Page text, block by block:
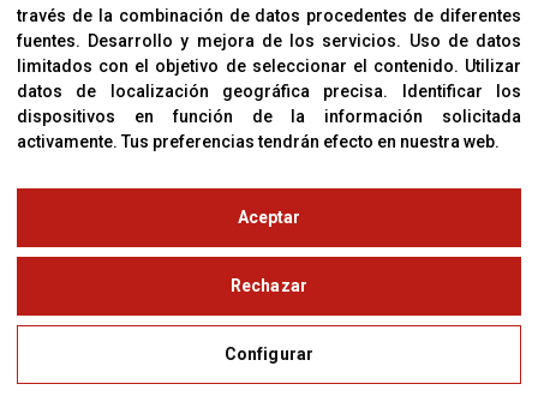
Gavà (Barcelona)
CONTACTO
T. (+34) 93 638 38 60
Email: corver@corver.es
© Copyright 2019
través de la combinación de datos procedentes de diferentes
fuentes. Desarrollo y mejora de los servicios. Uso de datos
limitados con el objetivo de seleccionar el contenido. Utilizar
datos de localización geográfica precisa.
Identificar los
dispositivos en función de la información solicitada
activamente.Tus preferencias tendrán efecto en nuestra web.
Configurar
Rechazar
Aceptar
Aviso Legal